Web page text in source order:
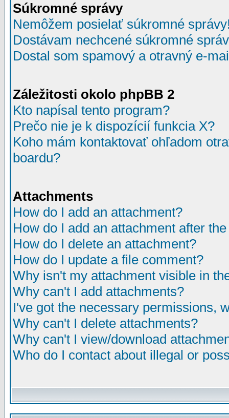
Súkromné správy
Nemôžem posielať súkromné
Dostávam nechcené súkromné
Dostal som spamový a otravný e-
Záležitosti okolo phpBB 2
Kto napísal tento program?
Prečo nie je k dispozícií funkcia X?
Koho mám kontaktovať ohľadom
boardu?
Attachments
How do I add an attachment?
How do I add an attachment after
How do I delete an attachment?
How do I update a file comment?
Why isn't my attachment visible in
Why can't I add attachments?
I've got the necessary permissions,
Why can't I delete attachments?
Why can't I view/download
Who do I contact about illegal or